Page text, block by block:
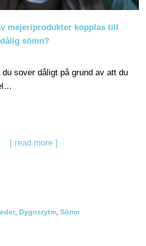
mejeriprodukter kopplas till
sömn?
sover dåligt på grund av att du
[ read more ]
, Dygnsrytm Sömn